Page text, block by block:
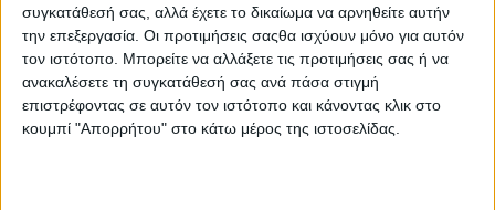
συγκατάθεσή σας, αλλά έχετε το δικαίωμα να αρνηθείτε αυτήν
την επεξεργασία. Οι προτιμήσεις σαςθα ισχύουν μόνο για αυτόν
τον ιστότοπο. Μπορείτε να αλλάξετε τις προτιμήσεις σας ή να
ανακαλέσετε τη συγκατάθεσή σας ανά πάσα στιγμή
επιστρέφοντας σε αυτόν τον ιστότοπο και κάνοντας κλικ στο
κουμπί "Απορρήτου" στο κάτω μέρος της ιστοσελίδας.